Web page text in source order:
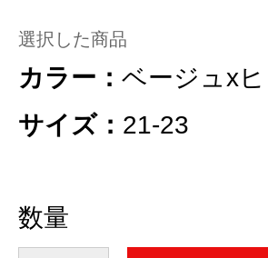
選択した商品
カラー： ベージュx
サイズ： 21-23
数量